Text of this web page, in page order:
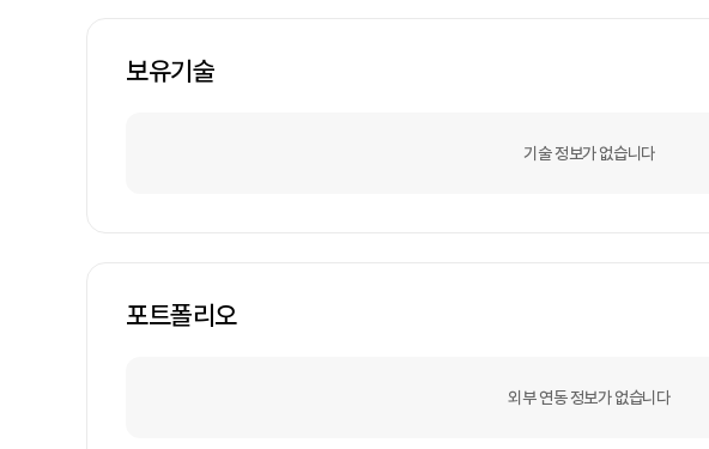
보유기술
기술 정보가 없습니다
포트폴리오
외부 연동 정보가 없습니다